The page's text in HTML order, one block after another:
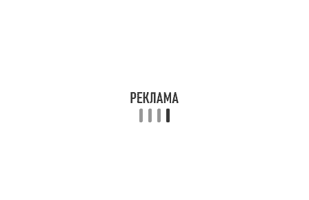
Ложка в миллилитрах